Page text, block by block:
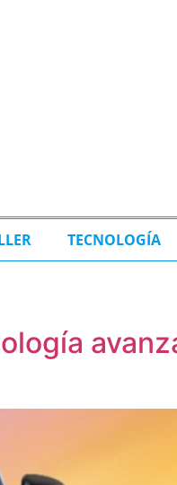
TECNOLOGÍA